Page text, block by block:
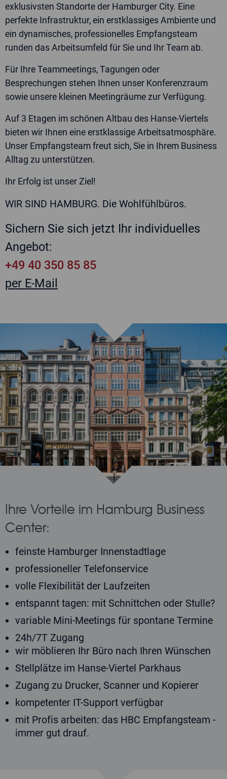
exklusivsten Standorte der Hamburger City. Eine
perfekte Infrastruktur, ein erstklassiges Ambiente und
ein dynamisches, professionelles Empfangsteam
runden das Arbeitsumfeld für Sie und Ihr Team ab.
Für Ihre Teammeetings, Tagungen oder
Besprechungen stehen Ihnen unser Konferenzraum
sowie unsere kleinen Meetingräume zur Verfügung.
Auf 3 Etagen im schönen Altbau des Hanse-Viertels
bieten wir Ihnen eine erstklassige Arbeitsatmosphäre.
Unser Empfangsteam freut sich, Sie in Ihrem Business
Alltag zu unterstützen.
Ihr Erfolg ist unser Ziel!
WIR SIND HAMBURG. Die Wohlfühlbüros.
Sichern Sie sich jetzt Ihr individuelles
Angebot:
+49 40 350 85 85
per E-Mail
Ihre Vorteile im Hamburg Business
Center:
feinste Hamburger Innenstadtlage
professioneller Telefonservice
volle Flexibilität der Laufzeiten
entspannt tagen: mit Schnittchen oder Stulle?
variable Mini-Meetings für spontane Termine
24h/7T Zugang
wir möblieren Ihr Büro nach Ihren Wünschen
Stellplätze im Hanse-Viertel Parkhaus
Zugang zu Drucker, Scanner und Kopierer
kompetenter IT-Support verfügbar
mit Profis arbeiten: das HBC Empfangsteam -
immer gut drauf.
Ja, ich kenne dieDatenschutzerklärungund bin
einverstanden mit der zweckgebundenen Speicherung
meiner Daten. Diese Einwilligung kann ich jederzeit
Jetzt Angebot anfordern